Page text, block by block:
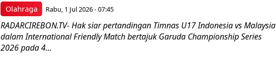
Olahraga Rabu, 1 Jul 2026 - 07:45
RADARCIREBON.TV- Hak siar pertandingan Timnas U17 Indonesia vs Malaysia
dalam International Friendly Match bertajuk Garuda Championship Series
2026 pada 4...